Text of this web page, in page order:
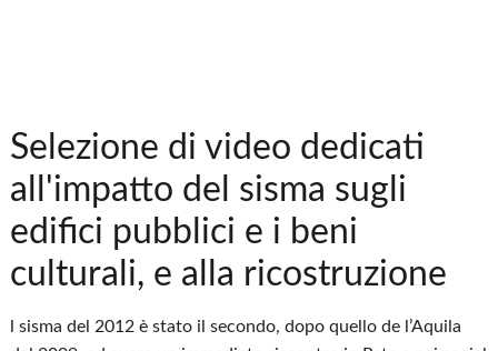
Selezione di video dedicati
all'impatto del sisma sugli
edifici pubblici e i beni
culturali, e alla ricostruzione
l sisma del 2012 è stato il secondo, dopo quello de l’Aquila